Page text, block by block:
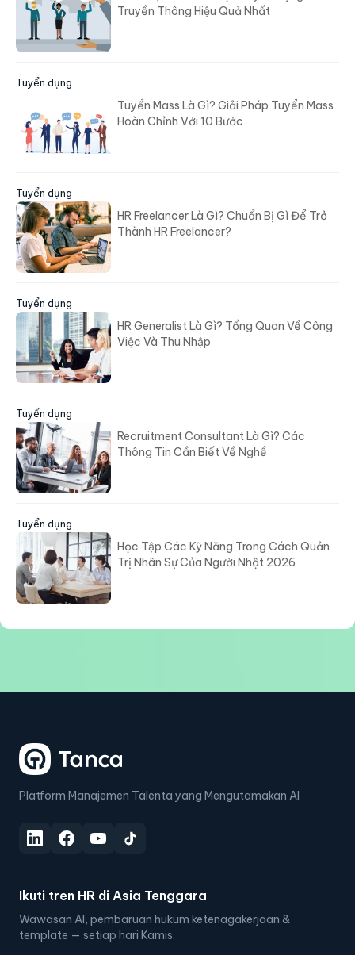
Truyền Thông Hiệu Quả Nhất
Tuyển dụng
Tuyển Mass Là Gì? Giải Pháp Tuyển Mass
Hoàn Chỉnh Với 10 Bước
Tuyển dụng
HR Freelancer Là Gì? Chuẩn Bị Gì Để Trở
Thành HR Freelancer?
Tuyển dụng
HR Generalist Là Gì? Tổng Quan Về Công
Việc Và Thu Nhập
Tuyển dụng
Recruitment Consultant Là Gì? Các
Thông Tin Cần Biết Về Nghề
Tuyển dụng
Học Tập Các Kỹ Năng Trong Cách Quản
Trị Nhân Sự Của Người Nhật 2026
Platform Manajemen Talenta yang Mengutamakan AI
Ikuti tren HR di Asia Tenggara
Wawasan AI, pembaruan hukum ketenagakerjaan &
template — setiap hari Kamis.